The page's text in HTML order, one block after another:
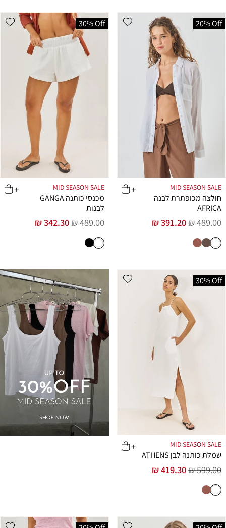
Add wishlist 20% Off
MID SEASON SALE
חולצה מכופתרת לבנה
AFRICA
מחיר
רגיל
489.00 ₪
מחיר
מבצע
391.20 ₪
30% Off
MID SEASON SALE
מכנסי כותנה GANGA
לבנות
מחיר
רגיל
489.00 ₪
מחיר
מבצע
342.30 ₪
Add wishlist 30% Off
MID SEASON SALE
שמלת כותנה לבן ATHENS
מחיר
רגיל
599.00 ₪
מחיר
מבצע
419.30 ₪
Add wishlist